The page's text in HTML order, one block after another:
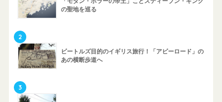
の聖地を巡る
2
ビートルズ目的のイギリス旅行！「アビーロード」の
あの横断歩道へ
3